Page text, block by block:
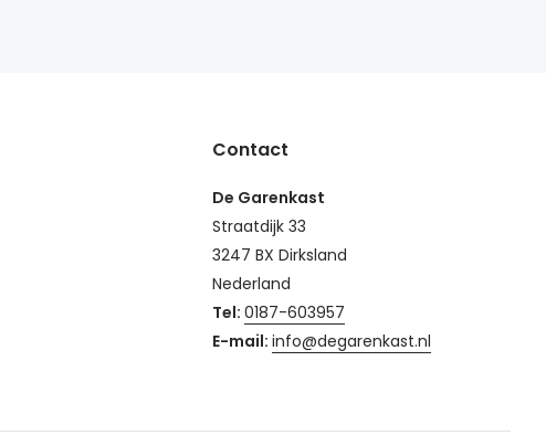
Contact
De Garenkast
Straatdijk 33
3247 BX Dirksland
Nederland
Tel: 0187-603957
E-mail: info@degarenkast.nl